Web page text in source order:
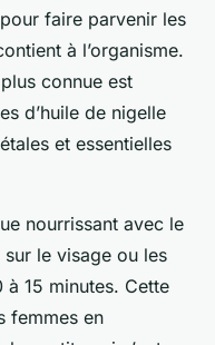
faire parvenir les
à l’organisme.
connue est
d’huile de nigelle
et essentielles
nourrissant avec le
le visage ou les
à 15 minutes. Cette
femmes en